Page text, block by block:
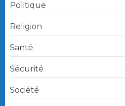
Politique
Religion
Santé
Sécurité
Société